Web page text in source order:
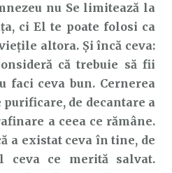
nu Se limitează la
ci El te poate folosi ca
altora. Și încă ceva:
că trebuie să fii
faci ceva bun. Cernerea
purificare, de decantare a
a ceea ce rămâne.
a existat ceva în tine, de
ceva ce merită salvat.